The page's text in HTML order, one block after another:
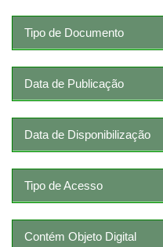
Tipo de Documento
Data de Publicação
Data de Disponibilização
Tipo de Acesso
Contém Objeto Digital